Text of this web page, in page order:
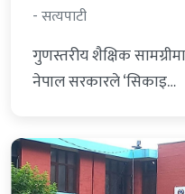
- सत्यपाटी
गुणस्तरीय शैक्षिक
नेपाल सरकारले ‘सिकाइ…